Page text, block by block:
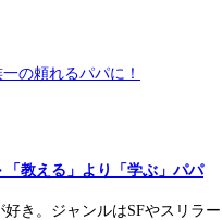
教える」より「学ぶ」パパ
き。ジャンルはSFやスリラ